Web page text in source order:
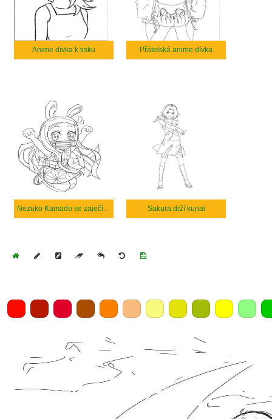
Anime dívka k tisku Přátelská anime dívka
Nezuko Kamado se zaječíma ušima Sakura drží kunai